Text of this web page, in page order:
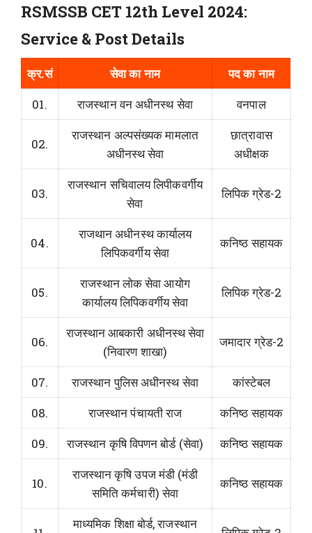
RSMSSB CET 12th Level 2024:
Service & Post Details
क्र.सं सेवा का नाम
पद का नाम
01.
राजस्थान वन अधीनस्थ सेवा वनपाल
02.
राजस्थान अल्पसंख्यक मामलात
अधीनस्थ सेवा
छात्रावास
अधीक्षक
03.
राजस्थान सचिवालय लिपीकवर्गीय
सेवा
लिपिक ग्रेड-2
04.
राजथान अधीनस्थ कार्यालय
लिपिकवर्गीय सेवा
कनिष्ठ सहायक
05.
राजस्थान लोक सेवा आयोग
कार्यालय लिपिकवर्गीय सेवा
लिपिक ग्रेड-2
06.
राजस्थान आबकारी अधीनस्थ सेवा
(निवारण शाखा)
जमादार ग्रेड-2
07. राजस्थान पुलिस अधीनस्थ सेवा
कांस्टेबल
08.
राजस्थान पंचायती राज
कनिष्ठ सहायक
09.
राजस्थान कृषि विपणन बोर्ड (सेवा) कनिष्ठ सहायक
10.
राजस्थान कृषि उपज मंडी (मंडी
समिति कर्मचारी) सेवा
कनिष्ठ सहायक
माध्यमिक शिक्षा बोर्ड, राजस्थान